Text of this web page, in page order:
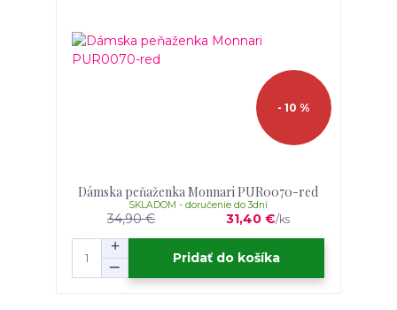
- 10 %
Dámska peňaženka Monnari PUR0070-red
34,90 € 31,40 €/ks
SKLADOM - doručenie do 3dní
Pridať do košíka